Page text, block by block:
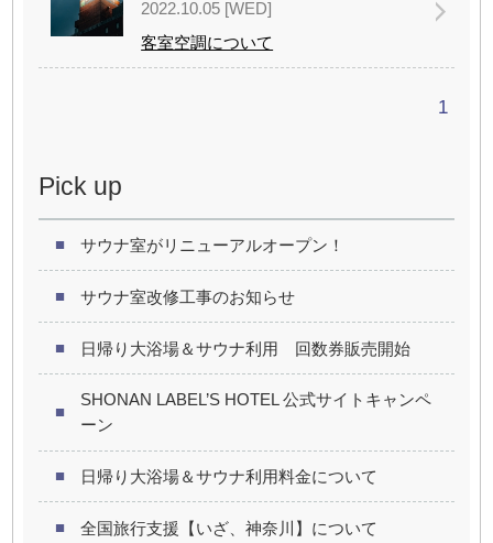
2022.10.05 [WED]
客室空調について
1
Pick up
サウナ室がリニューアルオープン！
サウナ室改修工事のお知らせ
日帰り大浴場＆サウナ利用 回数券販売開始
SHONAN LABEL’S HOTEL 公式サイトキャンペ
ーン
日帰り大浴場＆サウナ利用料金について
全国旅行支援【いざ、神奈川】について